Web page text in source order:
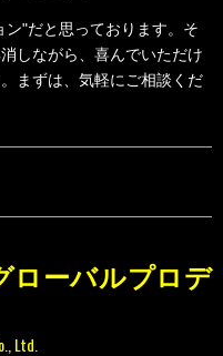
"だと思っております。そ
しながら、喜んでいただけ
まずは、気軽にご相談くだ
Ltd.
ローバルプロデ